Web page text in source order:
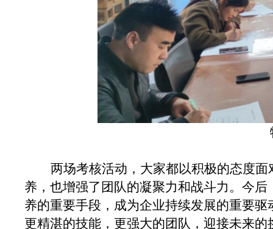
两场考核活动，大家都以积极的态度
养，也增强了团队的凝聚力和战斗力。今
养的重要手段，成为企业持续发展的重要
更精湛的技能，更强大的团队，迎接未来的